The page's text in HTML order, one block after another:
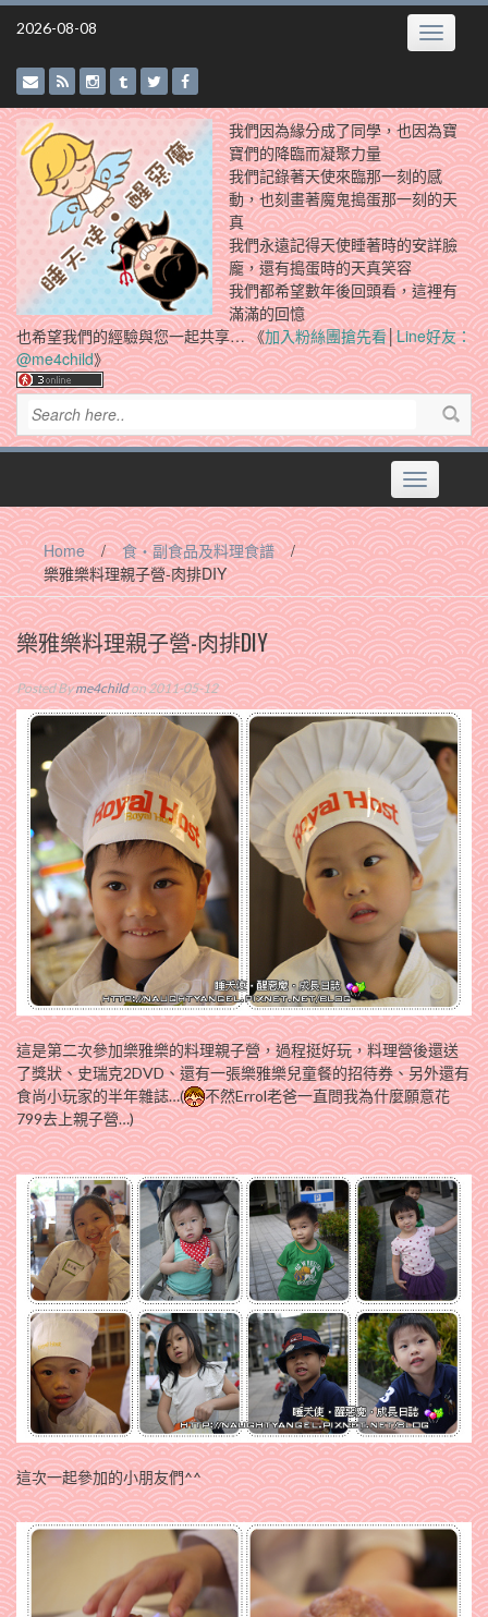
Skip
2026-08-08 Toggle
我們因為緣分成了同學，也因為寶
寶們的降臨而凝聚力量
我們記錄著天使來臨那一刻的感
動，也刻畫著魔鬼搗蛋那一刻的天
真
我們永遠記得天使睡著時的安詳臉
龐，還有搗蛋時的天真笑容
我們都希望數年後回頭看，這裡有
滿滿的回憶
也希望我們的經驗與您一起共享… 《加入粉絲團搶先看│Line好友：
@me4child》
Toggle
navigation
Home / 食‧副食品及料理食譜
/
樂雅樂料理親子營-肉排DIY
樂雅樂料理親子營-肉排DIY
Posted Byme4childon 2011-05-12
這是第二次參加樂雅樂的料理親子營，過程挺好玩，料理營後還送
了獎狀、史瑞克2DVD、還有一張樂雅樂兒童餐的招待券、另外還有
食尚小玩家的半年雜誌…(
不然Errol老爸一直問我為什麼願意花
799去上親子營…)
這次一起參加的小朋友們^^